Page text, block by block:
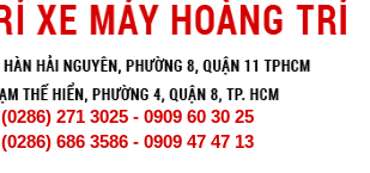
(0286) 271 3025 - 0909 60 30 25
(0286) 686 3586 - 0909 47 47 13